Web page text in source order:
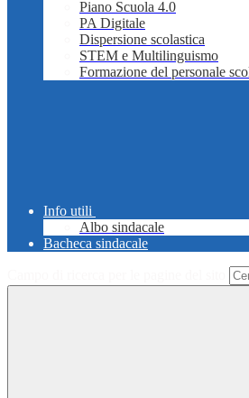
Piano Scuola 4.0
PA Digitale
Dispersione scolastica
STEM e Multilinguismo
Formazione del personale
Info utili
Albo sindacale
Bacheca sindacale